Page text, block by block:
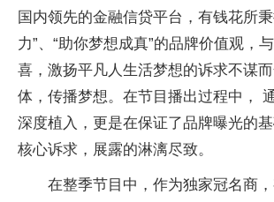
国内领先的金融信贷平台，有钱花所
力”、“助你梦想成真”的品牌价值观，
喜，激扬平凡人生活梦想的诉求不谋
体，传播梦想。在节目播出过程中，
深度植入，更是在保证了品牌曝光的
核心诉求，展露的淋漓尽致。
在整季节目中，作为独家冠名商